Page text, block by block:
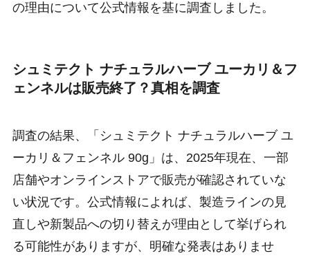
の理由について公式情報を基に調査しました。
シュミテクト ナチュラルハーブ ユーカリ＆フ
ェンネルは販売終了？真相を調査
調査の結果、「シュミテクト ナチュラルハーブ ユ
ーカリ＆フェンネル 90g」は、2025年現在、一部
店舗やオンラインストアで販売が確認されていな
い状況です。公式情報によれば、製造ラインの見
直しや新製品への切り替えが理由として挙げられ
る可能性がありますが、明確な発表はありませ